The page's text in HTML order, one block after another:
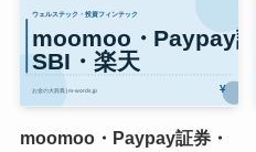
moomoo・Paypay証券・